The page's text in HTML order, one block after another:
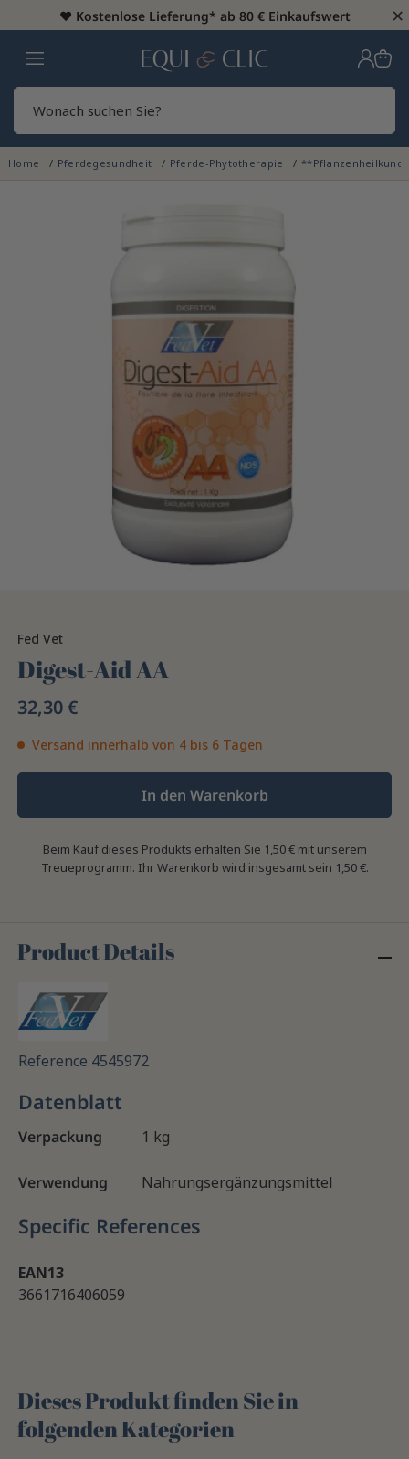
♥️ Kostenlose Lieferung* ab 80 € Einkaufswert ×
Heim
Home Pferdegesundheit Pferde-Phytotherapie
Fed Vet
Digest-Aid AA
32,30 €
Versand innerhalb von 4 bis 6 Tagen
In den Warenkorb
Beim Kauf dieses Produkts erhalten Sie 1,50 €mit unserem
Treueprogramm. Ihr Warenkorb wird insgesamt sein 1,50 €.
Product Details
Reference 4545972
Datenblatt
Verpackung 1 kg
Verwendung Nahrungsergänzungsmittel
Specific References
EAN13
3661716406059
Dieses Produkt finden Sie in
folgenden Kategorien